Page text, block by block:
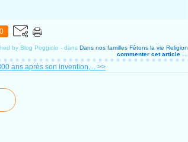
0
by Blog Poggiolo - dans Dans nos familles Fêtons la vie Religion
commenter cet article
ans après son invention,... >>